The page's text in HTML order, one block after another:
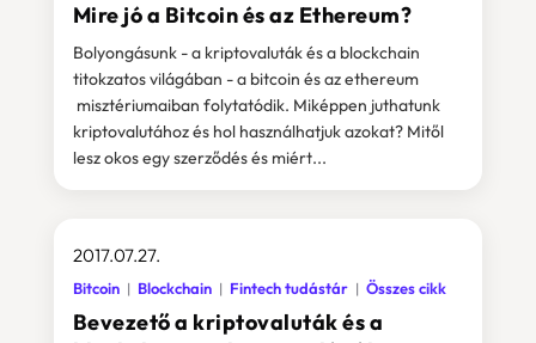
Mire jó a Bitcoin és az Ethereum?
Bolyongásunk - a kriptovaluták és a blockchain
titokzatos világában - a bitcoin és az ethereum
misztériumaiban folytatódik. Miképpen juthatunk
kriptovalutához és hol használhatjuk azokat? Mitől
lesz okos egy szerződés és miért...
Bevezető a kriptovaluták és a
2017.07.27.
Bitcoin Blockchain Fintech tudástár Összes cikk